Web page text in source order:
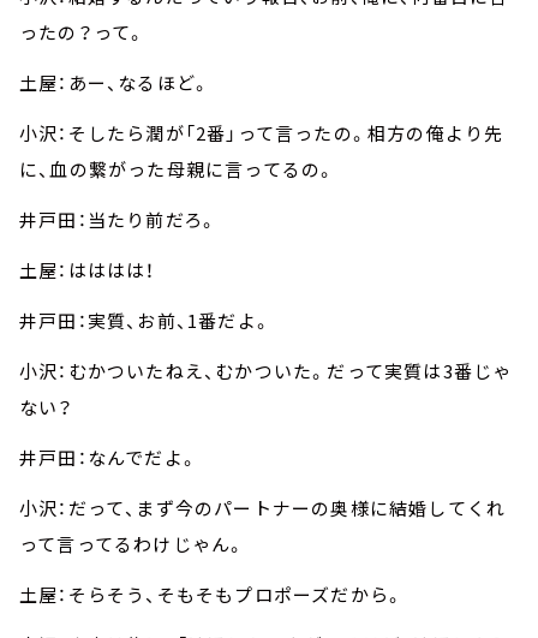
ったの？って。
土屋：あー、なるほど。
小沢：そしたら潤が「2番」って言ったの。相方の俺より先
に、血の繋がった母親に言ってるの。
井戸田：当たり前だろ。
土屋：はははは！
井戸田：実質、お前、1番だよ。
小沢：むかついたねえ、むかついた。だって実質は3番じゃ
ない？
井戸田：なんでだよ。
小沢：だって、まず今のパートナーの奥様に結婚してくれ
って言ってるわけじゃん。
土屋：そらそう、そもそもプロポーズだから。